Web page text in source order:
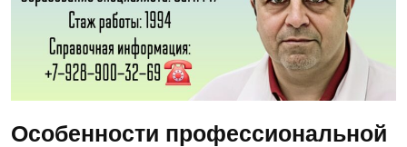
Особенности профессиональной